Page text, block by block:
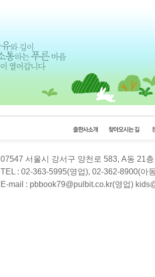
07547 서울시 강서구 양천로 583, A동 21
TEL : 02-363-5995(영업), 02-362-8900(아
E-mail : pbbook79@pulbit.co.kr(영업)